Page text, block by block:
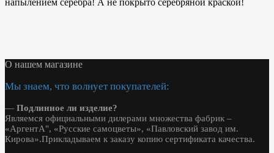
напылением серебра! А не покрыто серебряной краской!
О нашем магазине
Мы знаем, что волнует покупателей:
— Подлинное ли изделие?
Являемся официальными дилерами множества фабрик –
«АргентА", «Русские самоцветы», «Павловский завод им.
Кирова».Прикладываем к заказу копию сертификата качества.